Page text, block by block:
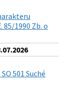
85/1990 Zb. o
501 Suché